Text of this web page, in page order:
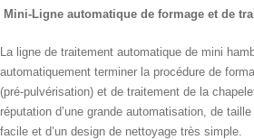
Mini-Ligne automatique de formage et de
La ligne de traitement automatique de mini
automatiquement terminer la procédure de
(pré-pulvérisation) et de traitement de la
réputation d’une grande automatisation, de
facile et d’un design de nettoyage très simple.